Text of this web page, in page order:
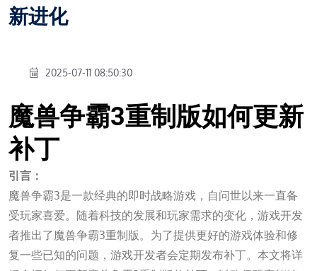
新进化
2025-07-11 08:50:30
魔兽争霸3重制版如何更新
补丁
引言：
魔兽争霸3是一款经典的即时战略游戏，自问世以来一直备
受玩家喜爱。随着科技的发展和玩家需求的变化，游戏开发
者推出了魔兽争霸3重制版。为了提供更好的游戏体验和修
复一些已知的问题，游戏开发者会定期发布补丁。本文将详